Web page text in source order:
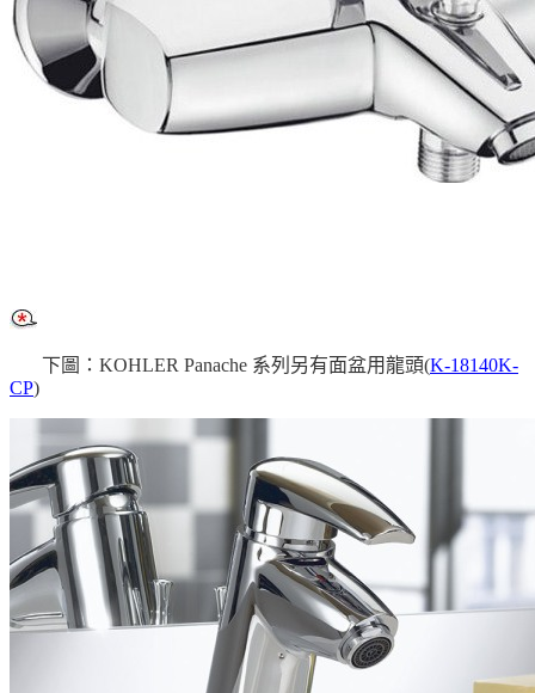
下圖：KOHLER Panache 系列另有面盆用龍頭(K-18140K-
CP)